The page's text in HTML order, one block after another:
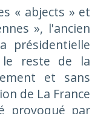
« abjects » et
», l'ancien
présidentielle
le reste de la
et sans
de La France
provoqué par